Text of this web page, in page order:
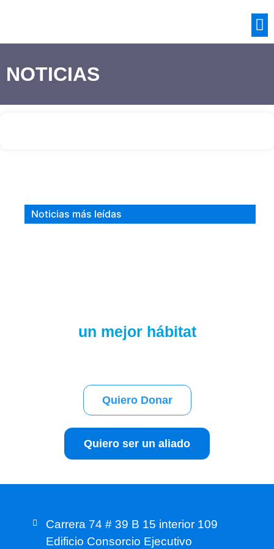
NOTICIAS
Noticias más leídas
un mejor hábitat
Quiero Donar
Quiero ser un aliado
Carrera 74 # 39 B 15 interior 109
Edificio Consorcio Ejecutivo